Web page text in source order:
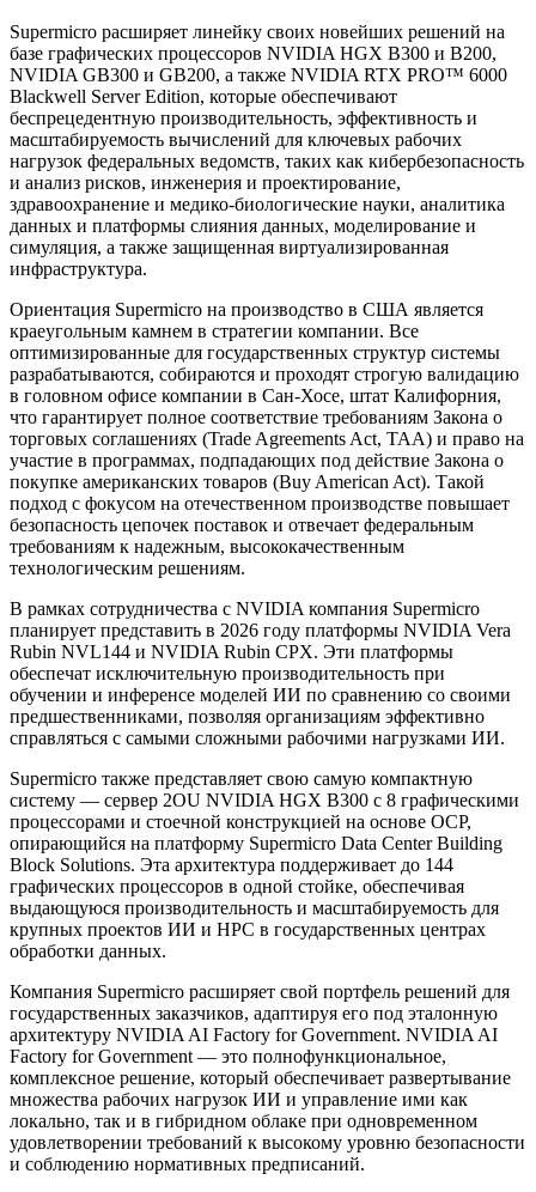
Supermicro расширяет линейку своих новейших решений на
базе графических процессоров NVIDIA HGX B300 и B200,
NVIDIA GB300 и GB200, а также NVIDIA RTX PRO™ 6000
Blackwell Server Edition, которые обеспечивают
беспрецедентную производительность, эффективность и
масштабируемость вычислений для ключевых рабочих
нагрузок федеральных ведомств, таких как кибербезопасность
и анализ рисков, инженерия и проектирование,
здравоохранение и медико-биологические науки, аналитика
данных и платформы слияния данных, моделирование и
симуляция, а также защищенная виртуализированная
инфраструктура.
Ориентация Supermicro на производство в США является
краеугольным камнем в стратегии компании. Все
оптимизированные для государственных структур системы
разрабатываются, собираются и проходят строгую валидацию
в головном офисе компании в Сан-Хосе, штат Калифорния,
что гарантирует полное соответствие требованиям Закона о
торговых соглашениях (Trade Agreements Act, ТАА) и право на
участие в программах, подпадающих под действие Закона о
покупке американских товаров (Buy American Act). Такой
подход с фокусом на отечественном производстве повышает
безопасность цепочек поставок и отвечает федеральным
требованиям к надежным, высококачественным
технологическим решениям.
В рамках сотрудничества с NVIDIA компания Supermicro
планирует представить в 2026 году платформы NVIDIA Vera
Rubin NVL144 и NVIDIA Rubin CPX. Эти платформы
обеспечат исключительную производительность при
обучении и инференсе моделей ИИ по сравнению со своими
предшественниками, позволяя организациям эффективно
справляться с самыми сложными рабочими нагрузками ИИ.
Supermicro также представляет свою самую компактную
систему — сервер 2OU NVIDIA HGX B300 с 8 графическими
процессорами и стоечной конструкцией на основе OCP,
опирающийся на платформу Supermicro Data Center Building
Block Solutions. Эта архитектура поддерживает до 144
графических процессоров в одной стойке, обеспечивая
выдающуюся производительность и масштабируемость для
крупных проектов ИИ и HPC в государственных центрах
обработки данных.
Компания Supermicro расширяет свой портфель решений для
государственных заказчиков, адаптируя его под эталонную
архитектуру NVIDIA AI Factory for Government. NVIDIA AI
Factory for Government — это полнофункциональное,
комплексное решение, который обеспечивает развертывание
множества рабочих нагрузок ИИ и управление ими как
локально, так и в гибридном облаке при одновременном
удовлетворении требований к высокому уровню безопасности
и соблюдению нормативных предписаний.